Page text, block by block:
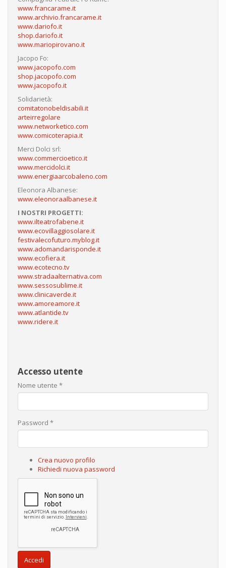
www.francarame.it
www.archivio.francarame.it
www.dariofo.it
shop.dariofo.it
www.mariopirovano.it
Jacopo Fo:
www.jacopofo.com
shop.jacopofo.com
www.jacopofo.it
Solidarietà:
comitatonobeldisabili.it
arteirregolare
www.networketico.com
www.comicoterapia.it
Merci Dolci srl:
www.commercioetico.it
www.mercidolci.it
www.energiaarcobaleno.com
Eleonora Albanese:
www.eleonoraalbanese.it
I NOSTRI PROGETTI:
www.ilteatrofabene.it
www.ecovillaggiosolare.it
festivalecofuturo.myblog.it
www.adomandarisponde.it
www.ecofiera.it
www.ecotecno.tv
www.stradaalternativa.com
www.sessosublime.it
www.clinicaverde.it
www.amoreamore.it
www.atlantide.tv
www.ridere.it
Accesso utente
Nome utente *
Password *
Crea nuovo profilo
Richiedi nuova password
Accedi